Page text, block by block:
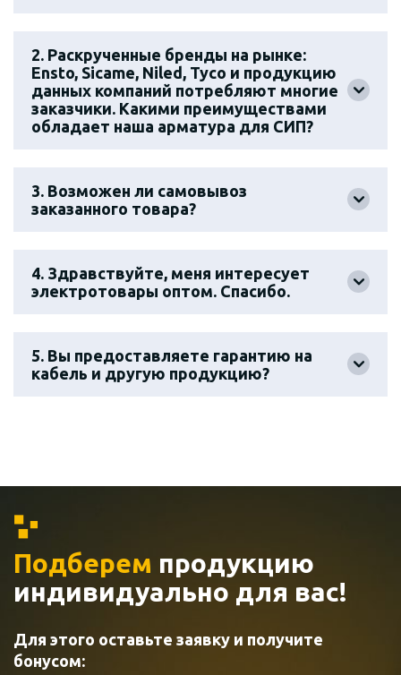
2. Раскрученные бренды на рынке:
Ensto, Sicame, Niled, Tyco и продукцию
данных компаний потребляют многие
заказчики. Какими преимуществами
обладает наша арматура для СИП?
3. Возможен ли самовывоз
заказанного товара?
4. Здравствуйте, меня интересует
электротовары оптом. Спасибо.
5. Вы предоставляете гарантию на
кабель и другую продукцию?
Подберем продукцию
индивидуально для вас!
Для этого оставьте заявку и получите
бонусом: